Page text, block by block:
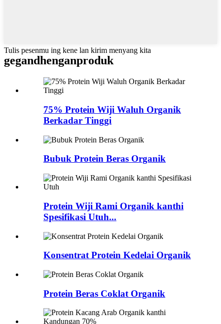
Tulis pesenmu ing kene lan kirim menyang kita
gegandhenganproduk
75% Protein Wiji Waluh Organik
Berkadar Tinggi
Bubuk Protein Beras Organik
Protein Wiji Rami Organik kanthi
Spesifikasi Utuh...
Konsentrat Protein Kedelai Organik
Protein Beras Coklat Organik